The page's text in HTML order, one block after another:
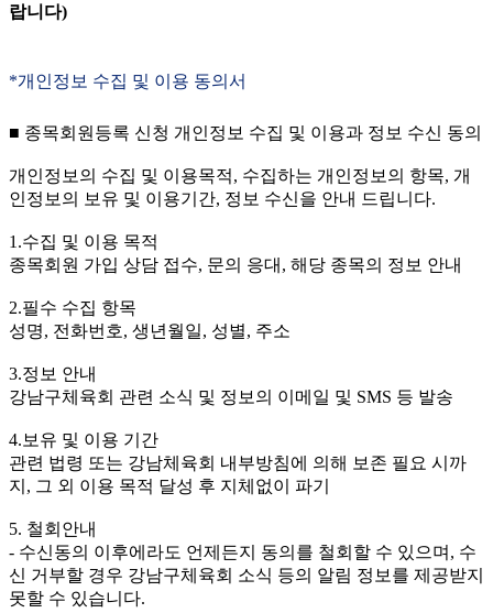
랍니다)
*개인정보 수집 및 이용 동의서
■ 종목회원등록 신청 개인정보 수집 및 이용과 정보 수신 동의
개인정보의 수집 및 이용목적, 수집하는 개인정보의 항목, 개
인정보의 보유 및 이용기간, 정보 수신을 안내 드립니다.
1.수집 및 이용 목적
종목회원 가입 상담 접수, 문의 응대, 해당 종목의 정보 안내
2.필수 수집 항목
성명, 전화번호, 생년월일, 성별, 주소
3.정보 안내
강남구체육회 관련 소식 및 정보의 이메일 및 SMS 등 발송
4.보유 및 이용 기간
관련 법령 또는 강남체육회 내부방침에 의해 보존 필요 시까
지, 그 외 이용 목적 달성 후 지체없이 파기
5. 철회안내
- 수신동의 이후에라도 언제든지 동의를 철회할 수 있으며, 수
신 거부할 경우 강남구체육회 소식 등의 알림 정보를 제공받지
못할 수 있습니다.